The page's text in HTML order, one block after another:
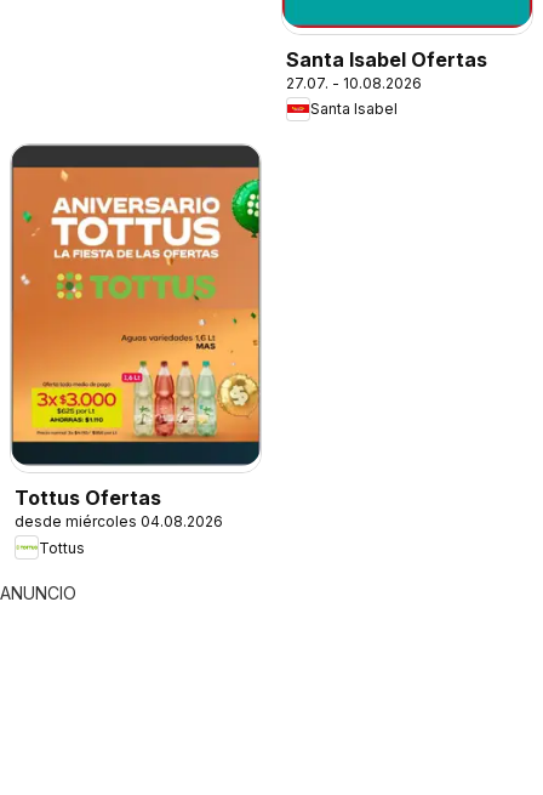
Santa Isabel Ofertas
27.07. - 10.08.2026
Santa Isabel
Tottus Ofertas
desde miércoles 04.08.2026
Tottus
ANUNCIO